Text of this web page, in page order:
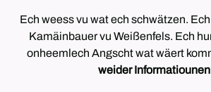
Ech weess vu wat ech schwätzen.
Kamäinbauer vu Weißenfels. Ech
onheemlech Angscht wat wäert
weider Informatiounen